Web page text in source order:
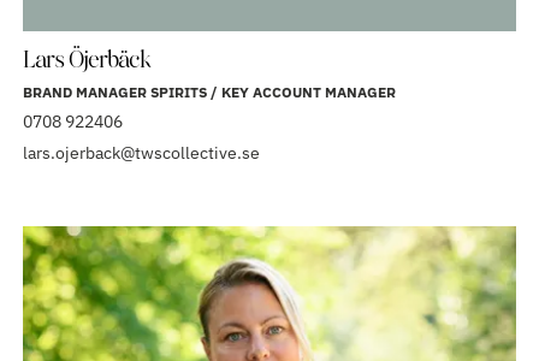
Lars Öjerbäck
BRAND MANAGER SPIRITS / KEY ACCOUNT MANAGER
0708 922406
lars.ojerback@twscollective.se